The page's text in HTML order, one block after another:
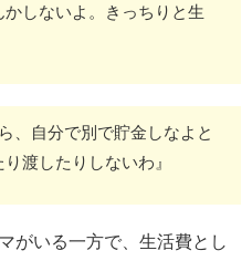
かしないよ。きっちりと生
、自分で別で貯金しなよと
渡したりしないわ』
がいる一方で、生活費とし